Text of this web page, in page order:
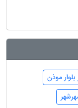
بلوار موذن